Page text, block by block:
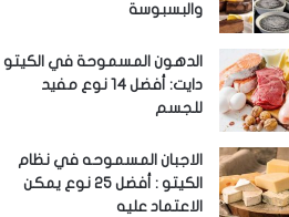
والبسبوسة
الدهون المسموحة في الكيتو
دايت: أفضل 14 نوع مفيد
للجسم
الاجبان المسموحه في نظام
الكيتو : أفضل 25 نوع يمكن
الاعتماد عليه